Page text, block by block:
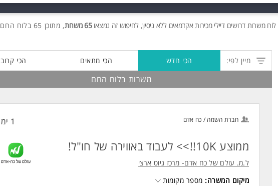
לוח משרותדרושים דיילי מכירות אקדמאים ללא ניסיון, לחיפוש זה נמצאו65 משרות , מתוכן 65 בלוח החם חינם!
מיין לפי: הכי חדש הכי מתאים הכי קרוב
משרות בלוח החם
חברת השמה / כח אדם 1 ימים
ממוצע 10K!!>> לעבוד באווירה של חו"ל!
ל.מ. עולם של כח אדם- מרכז גיוס ארצי
מיקום המשרה: מספר מקומות